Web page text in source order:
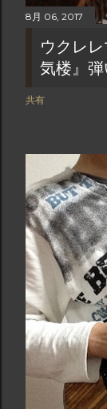
8月 06, 2017
ウクレ
気楼』弾
共有